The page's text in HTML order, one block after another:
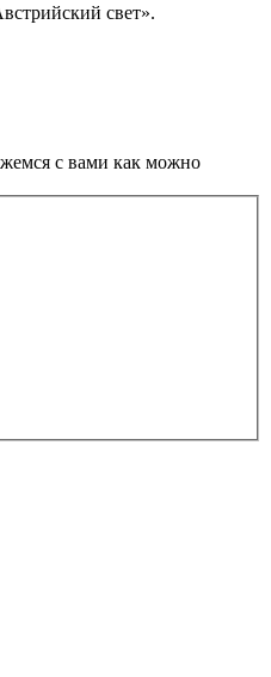
свет».
с вами как можно